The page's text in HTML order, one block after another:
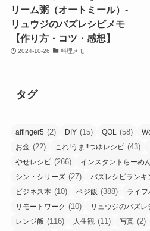
リーム粥（オートミール）-
リュウジのバズレシピメモ
【作り方・コツ・感想】
2024-10-26 料理メモ
タグ
affinger5 (2) DIY (15) QOL (58)
お金 (22) これ!うま!!つゆレシピ (43)
やせレシピ (266) インスタントらーめ
シン・シリーズ (27) バズレシピランキ
ビジネス本 (10) ベジ飯 (388) ライフ
リモートワーク (10) リュウジのバズレ
レンジ飯 (116) 人生観 (11) 写真 (2)